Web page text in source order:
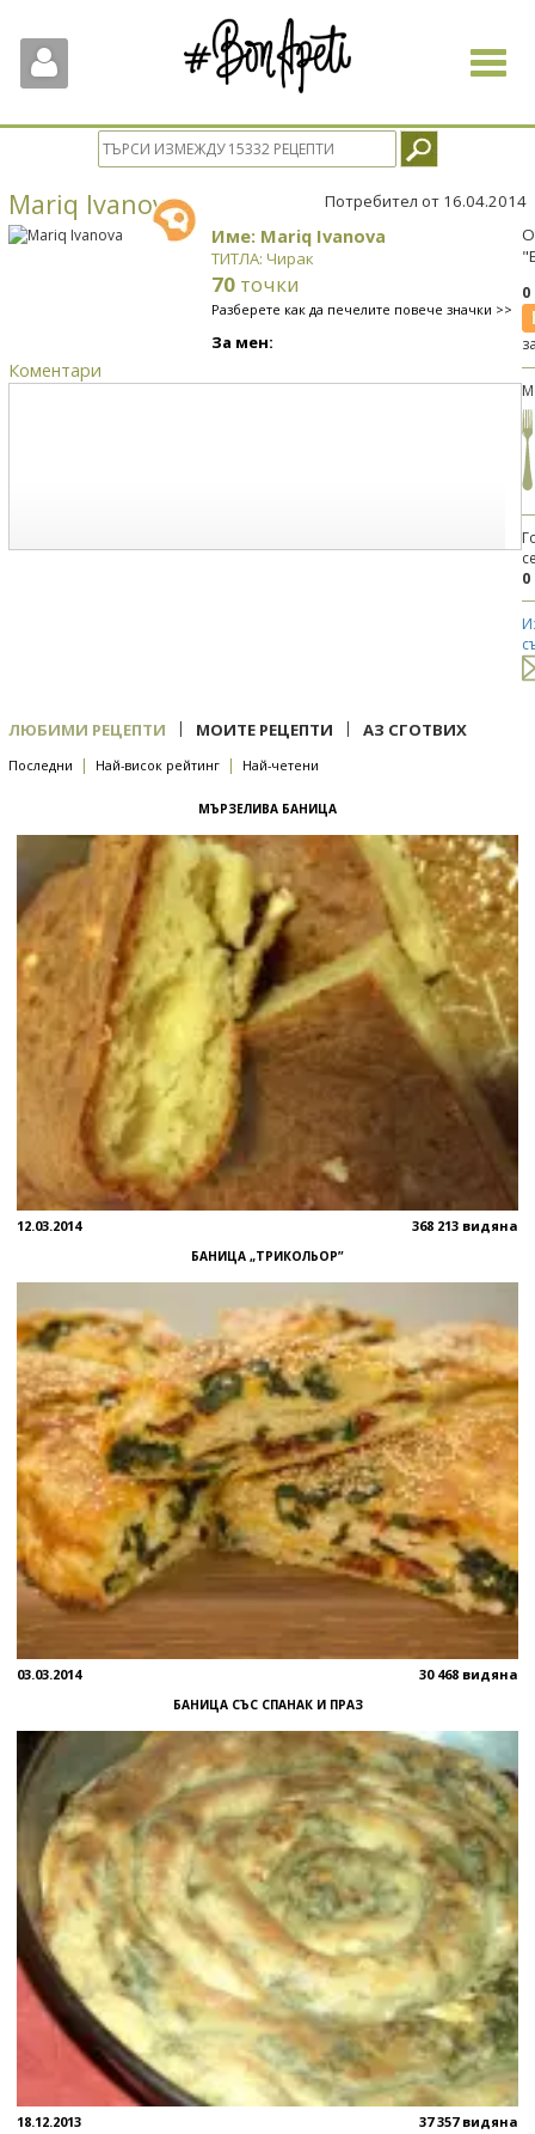
Toggle
Mariq Ivanova Потребител от 16.04.2014
Име: Mariq Ivanova
ТИТЛА: Чирак
70 точки
Разберете как да печелите повече значки >>
За мен:
Коментари
0
ЛЮБИМИ РЕЦЕПТИ | МОИТЕ РЕЦЕПТИ | АЗ СГОТВИХ
Последни | Най-висок рейтинг | Най-четени
МЪРЗЕЛИВА БАНИЦА
12.03.2014 368 213 видяна
БАНИЦА „ТРИКОЛЬОР”
03.03.2014 30 468 видяна
БАНИЦА СЪС СПАНАК И ПРАЗ
18.12.2013 37 357 видяна